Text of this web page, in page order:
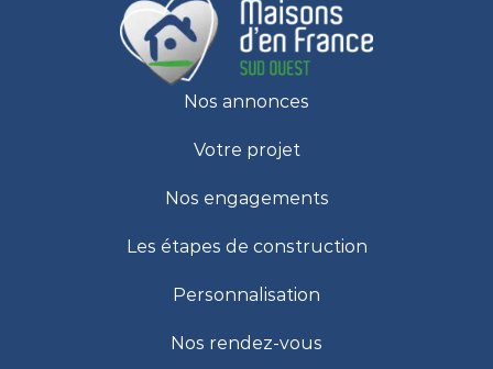
Nos annonces
Votre projet
Nos engagements
Les étapes de construction
Personnalisation
Nos rendez-vous